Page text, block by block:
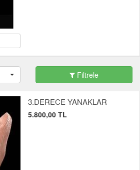
Filtrele
3.DERECE YANAKLAR
5.800,00 TL